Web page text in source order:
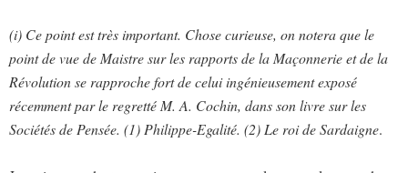
(i) Ce point est très important. Chose curieuse, on notera que le
point de vue de Maistre sur les rapports de la Maçonnerie et de la
Révolution se rapproche fort de celui ingénieusement exposé
récemment par le regretté M. A. Cochin, dans son livre sur les
Sociétés de Pensée. (1) Philippe-Egalité. (2) Le roi de Sardaigne.